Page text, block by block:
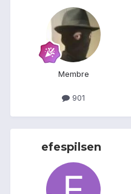
Membre
901
efespilsen